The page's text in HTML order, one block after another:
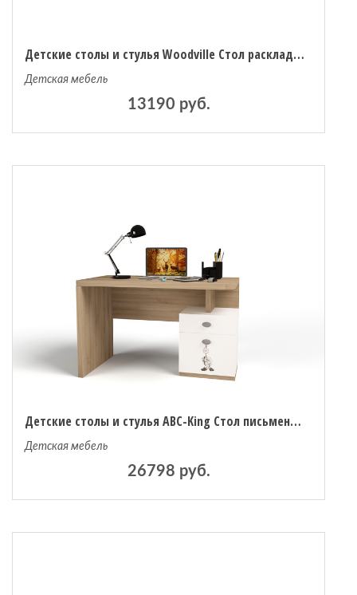
Детские столы и стулья Woodville Стол раскладной Лота Лофт 140
Детская мебель
13190 руб.
Детские столы и стулья ABC-King Стол письменный Mix Ловец снов (правый)
Детская мебель
26798 руб.